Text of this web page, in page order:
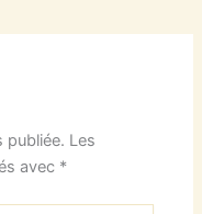
publiée. Les
avec *